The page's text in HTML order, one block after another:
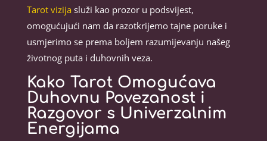
Tarot vizija služi kao prozor u podsvijest,
omogućujući nam da razotkrijemo tajne poruke i
usmjerimo se prema boljem razumijevanju našeg
životnog puta i duhovnih veza.
Kako Tarot Omogućava
Duhovnu Povezanost i
Razgovor s Univerzalnim
Energijama